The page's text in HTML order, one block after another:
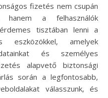
fizetés nem csupán
hanem a felhasználók
tisztában lenni a
eszközökkel, amelyek
és személyes
alapvető biztonsági
során a legfontosabb,
válasszunk, és